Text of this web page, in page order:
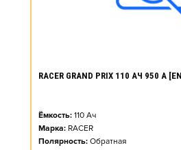
RACER GRAND PRIX 110 АЧ 950 А
Ёмкость: 110 Ач
Марка: RACER
Полярность: Обратная